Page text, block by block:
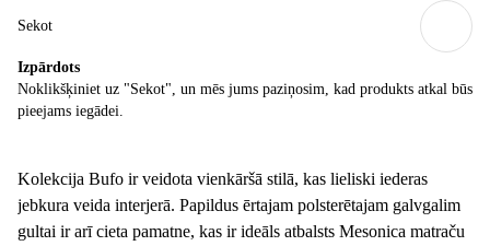
Sekot
Izpārdots
Noklikšķiniet uz "Sekot", un mēs jums paziņosim, kad produkts atkal būs
pieejams iegādei.
Kolekcija Bufo ir veidota vienkāršā stilā, kas lieliski iederas
jebkura veida interjerā. Papildus ērtajam polsterētajam galvgalim
gultai ir arī cieta pamatne, kas ir ideāls atbalsts Mesonica matraču